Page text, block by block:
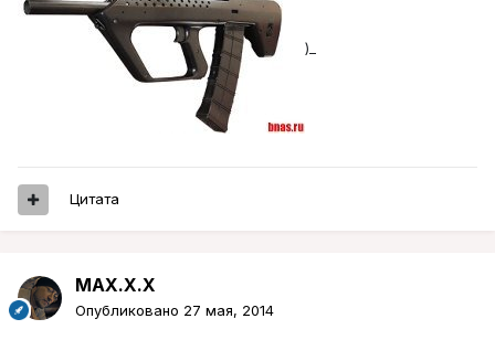
)_
Цитата
MAX.X.X
Опубликовано 27 мая, 2014